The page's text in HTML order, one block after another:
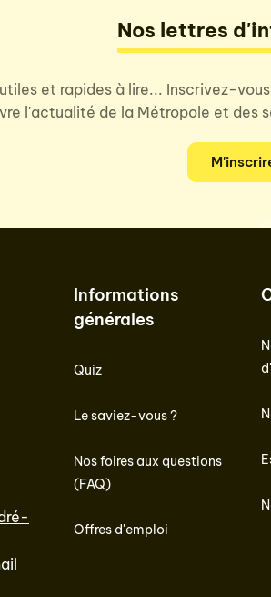
Nos lettres
et rapides à lire... Inscrivez-
l'actualité de la Métropole et des
Informations
générales
Quiz
Le saviez-vous ?
Nos foires aux questions
(FAQ)
Offres d'emploi